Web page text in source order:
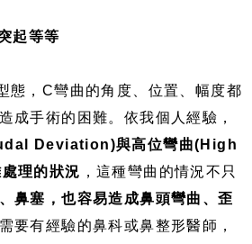
起等等
態，C彎曲的角度、位置、幅度都
成手術的困難。依我個人經驗，
Deviation)與高位彎曲(High
理的狀況 ，這種彎曲的情況不只
鼻塞，也容易造成鼻頭彎曲、歪
要有經驗的鼻科或鼻整形醫師，